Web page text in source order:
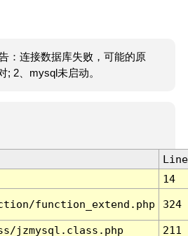
：连接数据库失败，可能的原
; 2、mysql未启动。
Line
14
function_extend.php 324
jzmysql.class.php
211